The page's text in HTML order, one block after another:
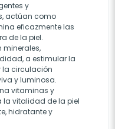
y
actúan como
eficazmente las
de la piel.
minerales,
a estimular la
la circulación
y luminosa.
vitaminas y
la vitalidad de la piel
hidratante y